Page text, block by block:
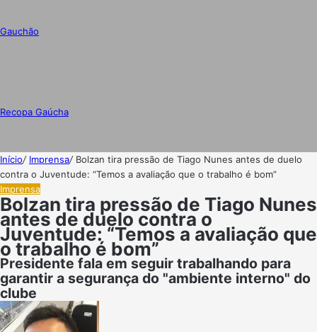
Gauchão
Recopa Gaúcha
Início/ Imprensa/ Bolzan tira pressão de Tiago Nunes antes de duelo
contra o Juventude: “Temos a avaliação que o trabalho é bom”
Imprensa
Bolzan tira pressão de Tiago Nunes
antes de duelo contra o
Juventude: “Temos a avaliação que
o trabalho é bom”
Presidente fala em seguir trabalhando para
garantir a segurança do "ambiente interno" do
clube